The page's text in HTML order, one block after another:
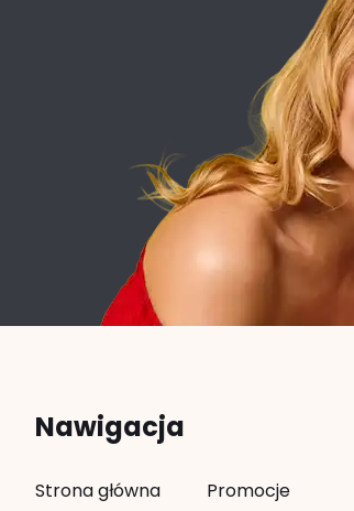
Nawigacja
Strona główna Promocje